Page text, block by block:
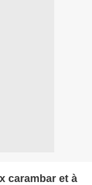
carambar et à